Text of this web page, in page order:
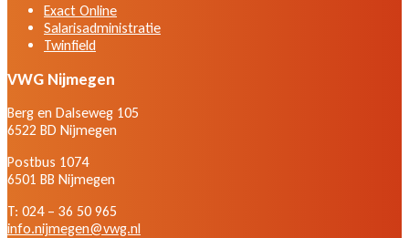
Exact Online
Salarisadministratie
Twinfield
VWG Nijmegen
Berg en Dalseweg 105
6522 BD Nijmegen
Postbus 1074
6501 BB Nijmegen
T: 024 – 36 50 965
info.nijmegen@vwg.nl